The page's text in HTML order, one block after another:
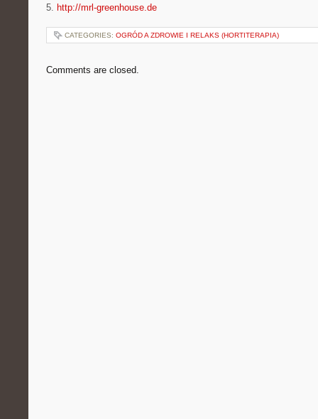
5. http://mrl-greenhouse.de
CATEGORIES: OGRÓD A ZDROWIE I RELAKS (HORTITERAPIA)
Comments are closed.